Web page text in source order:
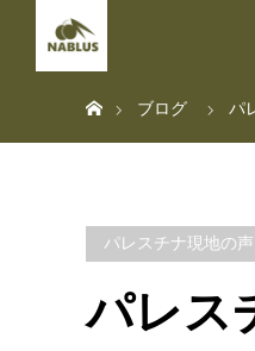
ブログ
パ
パレスチナ現地の声
パレス